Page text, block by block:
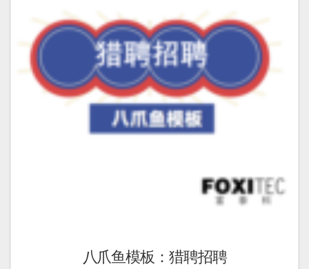
八爪鱼模板：猎聘招聘